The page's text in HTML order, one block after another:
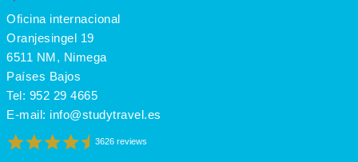
Oficina internacional
Oranjesingel 19
6511 NM, Nimega
Países Bajos
Tel: 952 29 4665
E-mail: info@studytravel.es
3626 reviews